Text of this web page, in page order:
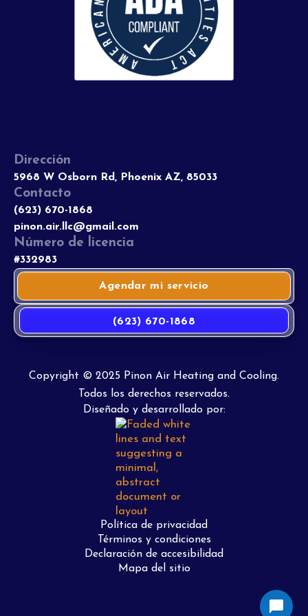
Dirección
5968 W Osborn Rd, Phoenix AZ, 85033
Contacto
(623) 670-1868
pinon.air.llc@gmail.com
Número de licencia
#332983
Agendar mi servicio
(623) 670-1868
Copyright © 2025 Pinon Air Heating and Cooling.
Todos los derechos reservados.
Diseñado y desarrollado por:
Política de privacidad
Términos y condiciones
Declaración de accesibilidad
Mapa del sitio